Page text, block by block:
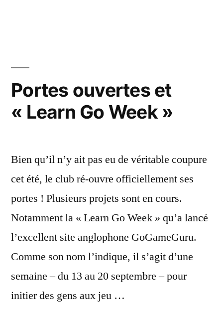
à
l’Entropie »
Portes ouvertes et
« Learn Go Week »
Bien qu’il n’y ait pas eu de véritable coupure
cet été, le club ré-ouvre officiellement ses
portes ! Plusieurs projets sont en cours.
Notamment la « Learn Go Week » qu’a lancé
l’excellent site anglophone GoGameGuru.
Comme son nom l’indique, il s’agit d’une
semaine – du 13 au 20 septembre – pour
initier des gens aux jeu …